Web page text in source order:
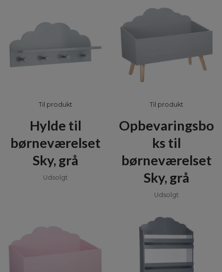
Til produkt
Hylde til
børneværelset
Sky, grå
Udsolgt
Til produkt
Opbevaringsbo
ks til
børneværelset
Sky, grå
Udsolgt